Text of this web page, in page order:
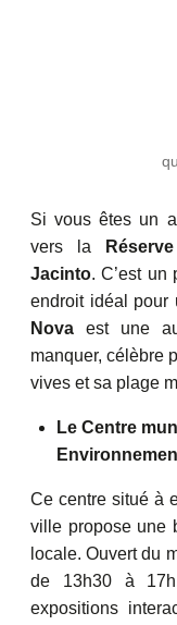
Si vous êtes un
vers la
Jacinto. C’est un
endroit idéal pour
Nova est une
manquer, célèbre
vives et sa plage
Le Centre
Ce centre situé à
ville propose une
locale. Ouvert du
de 13h30 à
expositions